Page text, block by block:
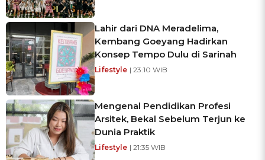
Lahir dari DNA Meradelima,
Kembang Goeyang Hadirkan
Konsep Tempo Dulu di Sarinah
Lifestyle | 23:10 WIB
Mengenal Pendidikan Profesi
Arsitek, Bekal Sebelum Terjun ke
Dunia Praktik
Lifestyle | 21:35 WIB